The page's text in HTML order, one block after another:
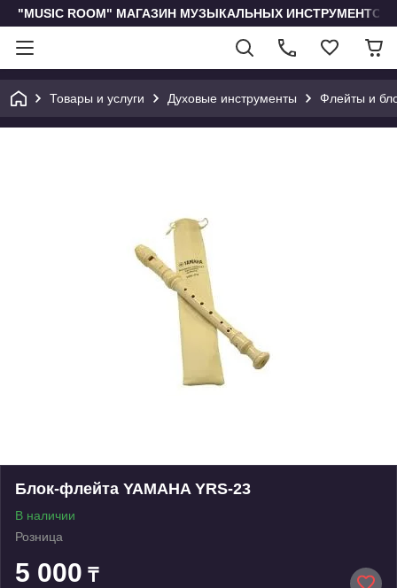
"MUSIC ROOM" МАГАЗИН МУЗЫКАЛЬНЫХ
Товары и услуги Духовые инструменты Флейты и
Блок-флейта YAMAHA YRS-23
В наличии
Розница
5 000 ₸